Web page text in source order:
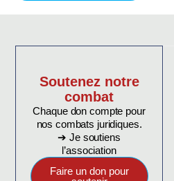
Soutenez notre
combat
Chaque don compte pour
nos combats juridiques.
➔ Je soutiens
l’association
Faire un don pour